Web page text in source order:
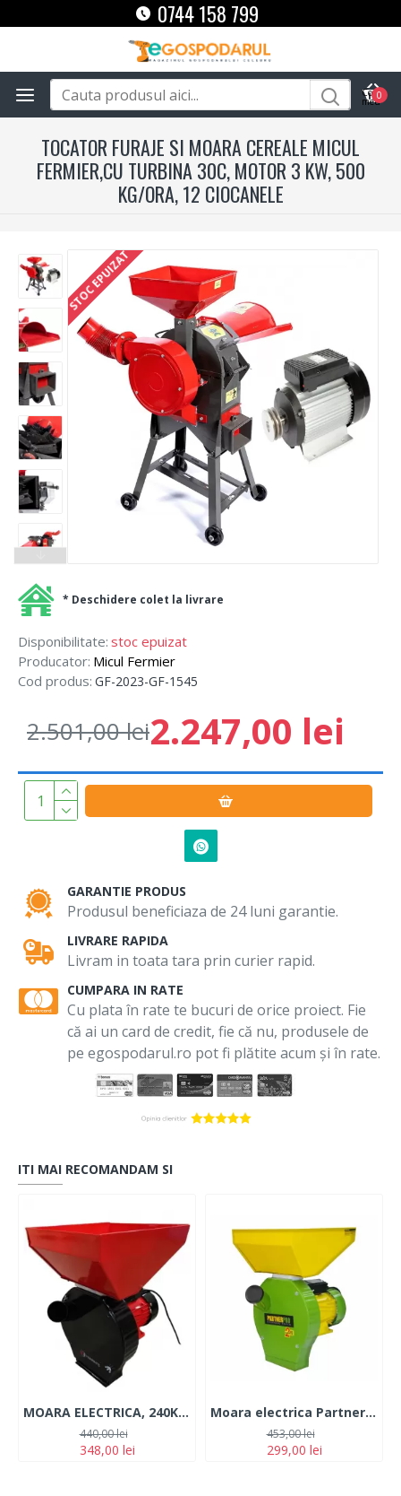
0744 158 799
0
TOCATOR FURAJE SI MOARA CEREALE MICUL
FERMIER,CU TURBINA 30C, MOTOR 3 KW, 500
KG/ORA, 12 CIOCANELE
STOC EPUIZAT
Disponibilitate: stoc epuizat
Producator: Micul Fermier
Cod produs: GF-2023-GF-1545
2.247,00 lei
2.501,00 lei
* Deschidere colet la livrare
GARANTIE PRODUS
Produsul beneficiaza de 24 luni garantie.
LIVRARE RAPIDA
Livram in toata tara prin curier rapid.
CUMPARA IN RATE
Cu plata în rate te bucuri de orice proiect. Fie
că ai un card de credit, fie că nu, produsele de
pe egospodarul.ro pot fi plătite acum și în rate.
ITI MAI RECOMANDAM SI
MOARA ELECTRICA, 240KG/H, 3.9 KW, YAMAMOTO, YM3900
348,00 lei
440,00 lei
Moara electrica PartnerPRO PP3900, 240 Kg/h, 3900W
299,00 lei
453,00 lei